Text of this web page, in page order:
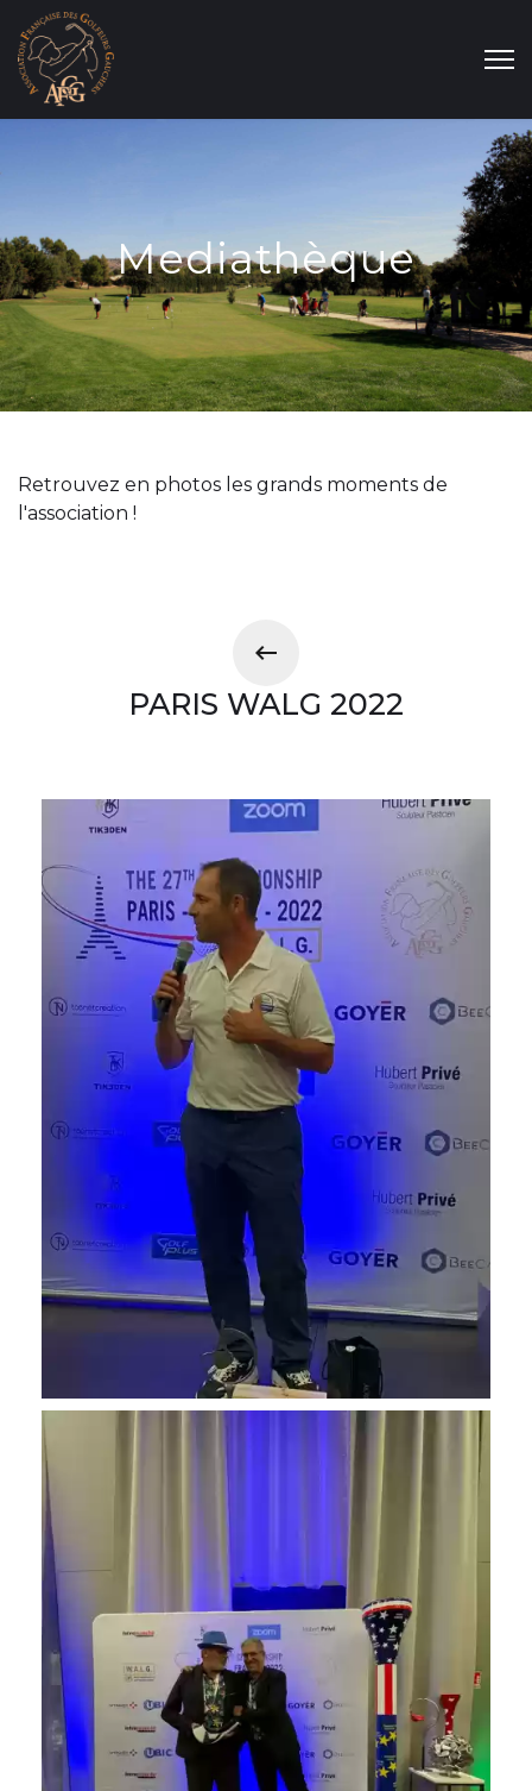
Mediathèque
Retrouvez en photos les grands moments de
l'association !
PARIS WALG 2022